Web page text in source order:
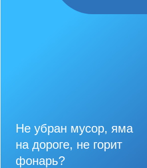
Не убран мусор, яма
на дороге, не горит
фонарь?